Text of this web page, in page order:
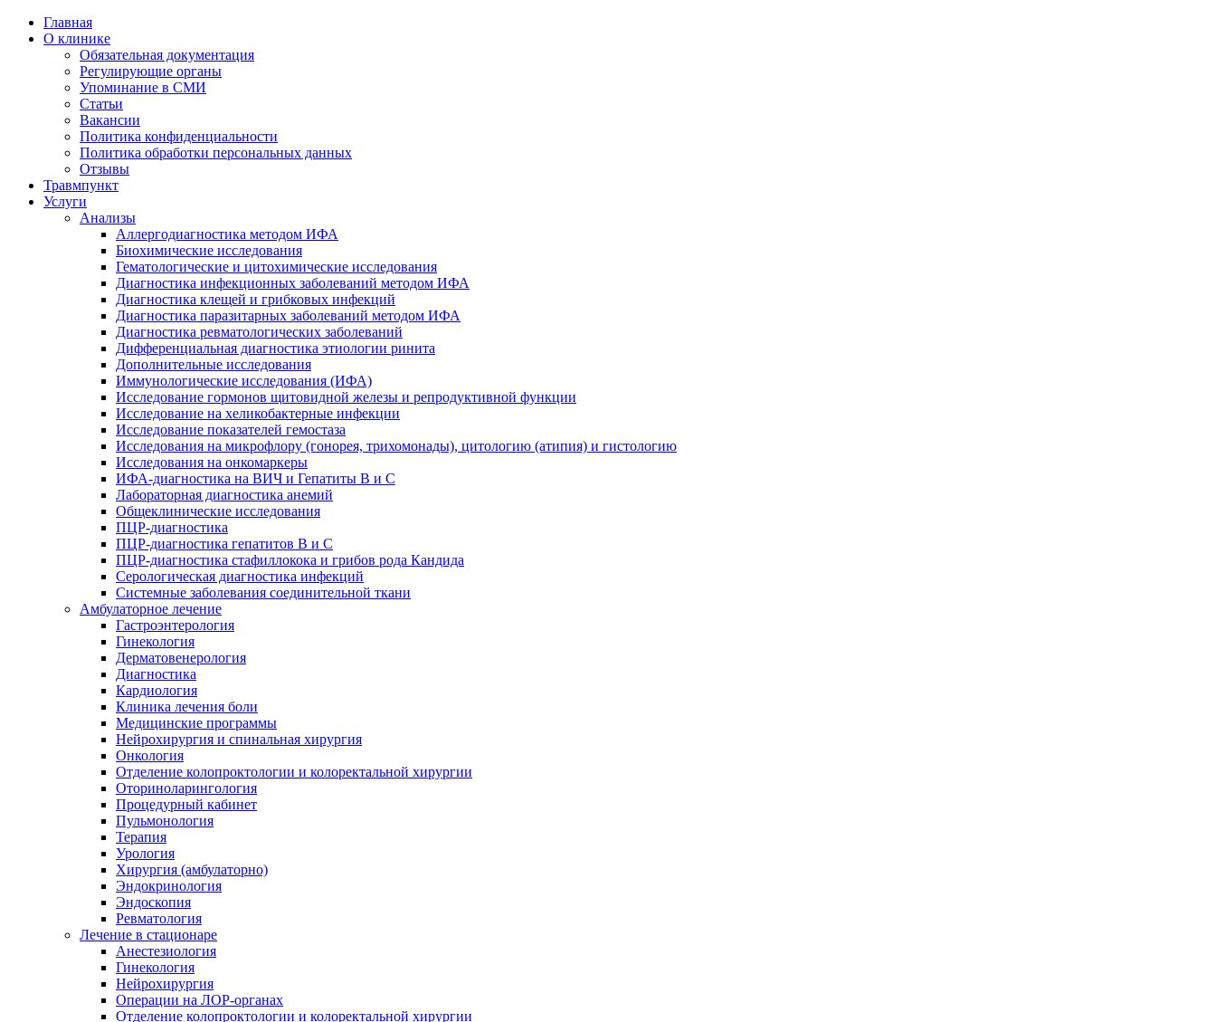
Главная
О клинике
Обязательная документация
Регулирующие органы
Упоминание в СМИ
Статьи
Вакансии
Политика конфиденциальности
Политика обработки персональных данных
Отзывы
Травмпункт
Услуги
Анализы
Аллергодиагностика методом ИФА
Биохимические исследования
Гематологические и цитохимические исследования
Диагностика инфекционных заболеваний методом ИФА
Диагностика клещей и грибковых инфекций
Диагностика паразитарных заболеваний методом ИФА
Диагностика ревматологических заболеваний
Дифференциальная диагностика этиологии ринита
Дополнительные исследования
Иммунологические исследования (ИФА)
Исследование гормонов щитовидной железы и репродуктивной функции
Исследование на хеликобактерные инфекции
Исследование показателей гемостаза
Исследования на микрофлору (гонорея, трихомонады), цитологию (атипия) и гистологию
Исследования на онкомаркеры
ИФА-диагностика на ВИЧ и Гепатиты B и C
Лабораторная диагностика анемий
Общеклинические исследования
ПЦР-диагностика
ПЦР-диагностика гепатитов B и C
ПЦР-диагностика стафиллокока и грибов рода Кандида
Серологическая диагностика инфекций
Системные заболевания соединительной ткани
Амбулаторное лечение
Гастроэнтерология
Гинекология
Дерматовенерология
Диагностика
Кардиология
Клиника лечения боли
Медицинские программы
Нейрохирургия и спинальная хирургия
Онкология
Отделение колопроктологии и колоректальной хирургии
Оториноларингология
Процедурный кабинет
Пульмонология
Терапия
Урология
Хирургия (амбулаторно)
Эндокринология
Эндоскопия
Ревматология
Лечение в стационаре
Анестезиология
Гинекология
Нейрохирургия
Операции на ЛОР-органах
Отделение колопроктологии и колоректальной хирургии